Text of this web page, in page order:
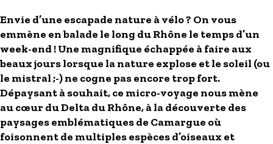
Envie d’une escapade nature à vélo ? On vous
emmène en balade le long du Rhône le temps d’un
week-end ! Une magnifique échappée à faire aux
beaux jours lorsque la nature explose et le soleil (ou
le mistral ;-) ne cogne pas encore trop fort.
Dépaysant à souhait, ce micro-voyage nous mène
au cœur du Delta du Rhône, à la découverte des
paysages emblématiques de Camargue où
foisonnent de multiples espèces d’oiseaux et